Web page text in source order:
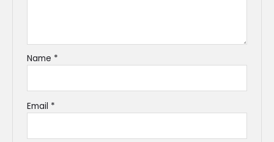
Name *
Email *